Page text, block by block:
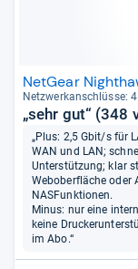
NetGear
Netz­werk­an­schlüsse: 4
„sehr gut“ (348
„Plus: 2,5 Gbit/s für
WAN und LAN;
Unterstützung; klar
Weboberfläche oder
NASFunktionen.
Minus: nur eine
keine
im Abo.“